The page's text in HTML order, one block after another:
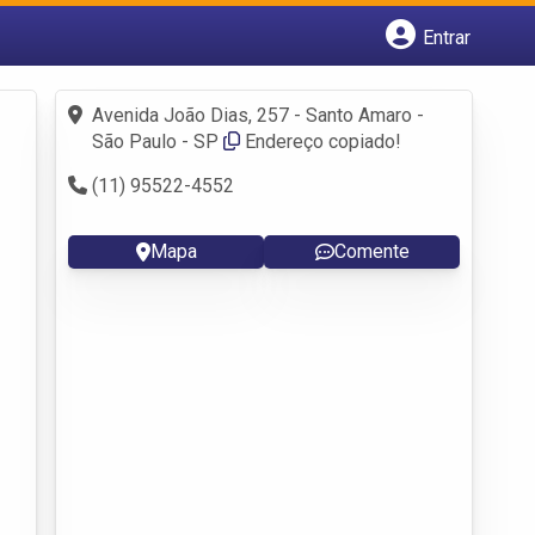
Entrar
Fazer login
Criar conta
Avenida João Dias, 257 - Santo Amaro -
São Paulo - SP
Endereço copiado!
(11) 95522-4552
Mapa Comente